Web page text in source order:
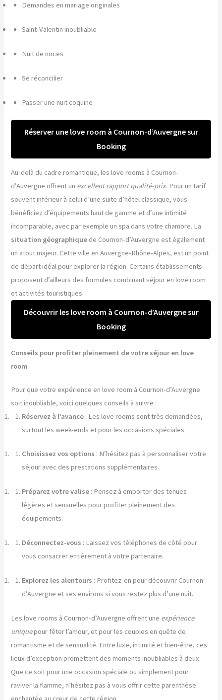
Demandes en mariage originales
Saint-Valentin inoubliable
Nuit de noces
Se réconcilier
Passer une nuit coquine
Réserver une love room à Cournon-d’Auvergne sur
Booking
Au-delà du cadre romantique, les love rooms à Cournon-
d’Auvergne offrent un excellent rapport qualité-prix. Pour un tarif
souvent inférieur à celui d’une suite d’hôtel classique, vous
bénéficiez d’équipements haut de gamme et d’une intimité
incomparable, avec par exemple un spa dans votre chambre. La
situation géographique de Cournon-d’Auvergne est également
un atout majeur. Cette ville en Auvergne-Rhône-Alpes, est un point
de départ idéal pour explorer la région. Certains établissements
proposent d’ailleurs des formules combinant séjour en love room
et activités touristiques.
Découvrir les love room à Cournon-d’Auvergne sur
Booking
Conseils pour profiter pleinement de votre séjour en love
room
Pour que votre expérience en love room à Cournon-d’Auvergne
soit inoubliable, voici quelques conseils à suivre :
Réservez à l’avance : Les love rooms sont très demandées,
surtout les week-ends et pour les occasions spéciales.
Choisissez vos options : N’hésitez pas à personnaliser votre
séjour avec des prestations supplémentaires.
Préparez votre valise : Pensez à emporter des tenues
légères et sensuelles pour profiter pleinement des
équipements.
Déconnectez-vous : Laissez vos téléphones de côté pour
vous consacrer entièrement à votre partenaire.
Explorez les alentours : Profitez-en pour découvrir Cournon-
d’Auvergne et ses environs si vous restez plus d’une nuit.
Les love rooms à Cournon-d’Auvergne offrent une expérience
uniquepour fêter l’amour, et pour les couples en quête de
romantisme et de sensualité. Entre luxe, intimité et bien-être, ces
lieux d’exception promettent des moments inoubliables à deux.
Que ce soit pour une occasion spéciale ou simplement pour
raviver la flamme, n’hésitez pas à vous offrir cette parenthèse